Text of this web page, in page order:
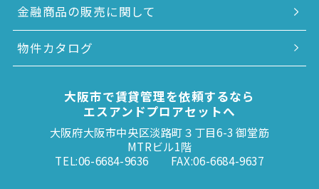
金融商品の販売に関して
物件カタログ
大阪市で賃貸管理を依頼するなら
エスアンドプロアセットへ
大阪府大阪市中央区淡路町３丁目6-3 御堂筋
MTRビル1階
TEL:06-6684-9636
FAX:06-6684-9637